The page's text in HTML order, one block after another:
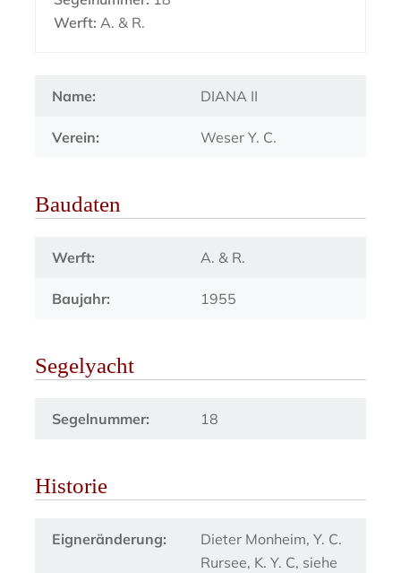
Werft: A. & R.
Name: DIANA II
Verein: Weser Y. C.
Baudaten
Werft: A. & R.
Baujahr: 1955
Segelyacht
Segelnummer: 18
Historie
Eigneränderung:
Dieter Monheim, Y. C.
Rursee, K. Y. C, siehe